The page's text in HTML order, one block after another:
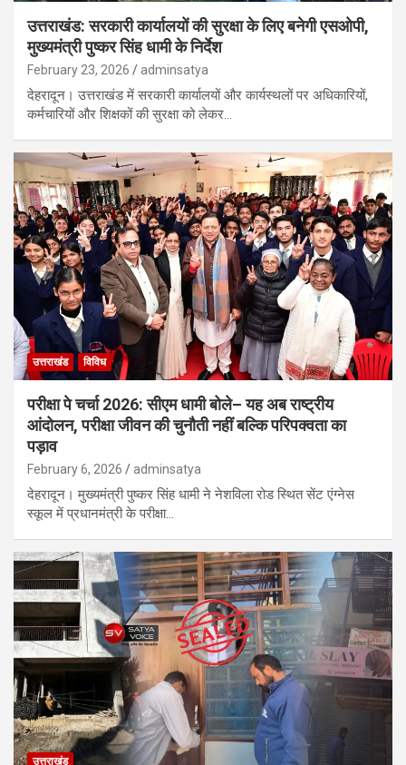
उत्तराखंड: सरकारी कार्यालयों की सुरक्षा के लिए बनेगी एसओपी,
मुख्यमंत्री पुष्कर सिंह धामी के निर्देश
February 23, 2026 adminsatya
देहरादून। उत्तराखंड में सरकारी कार्यालयों और कार्यस्थलों पर अधिकारियों,
कर्मचारियों और शिक्षकों की सुरक्षा को लेकर…
उत्तराखंड विविध
परीक्षा पे चर्चा 2026: सीएम धामी बोले– यह अब राष्ट्रीय
आंदोलन, परीक्षा जीवन की चुनौती नहीं बल्कि परिपक्वता का
पड़ाव
February 6, 2026 adminsatya
देहरादून। मुख्यमंत्री पुष्कर सिंह धामी ने नेशविला रोड स्थित सेंट एंग्नेस
स्कूल में प्रधानमंत्री के परीक्षा…
उत्तराखंड